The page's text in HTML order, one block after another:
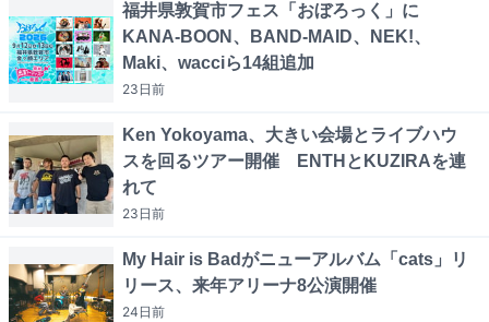
福井県敦賀市フェス「おぼろっく」に
KANA-BOON、BAND-MAID、NEK!、
Maki、wacciら14組追加
23日前
Ken Yokoyama、大きい会場とライブハウ
スを回るツアー開催 ENTHとKUZIRAを連
れて
23日前
My Hair is Badがニューアルバム「cats」リ
リース、来年アリーナ8公演開催
24日前